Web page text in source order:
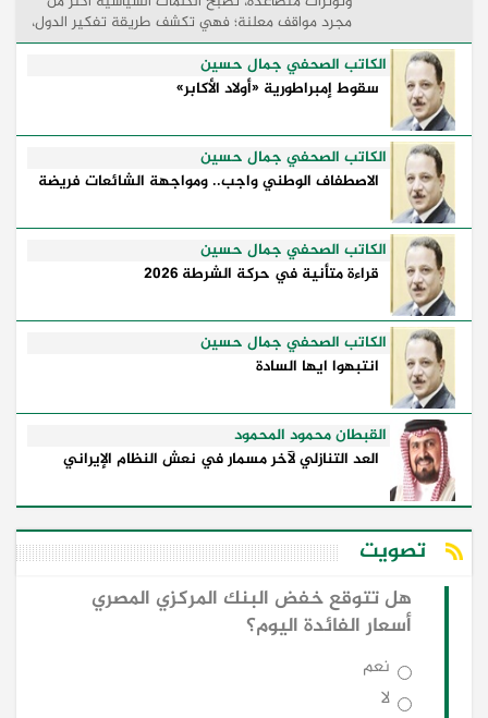
مجرد مواقف معلنة؛ فهي تكشف طريقة تفكير الدول،
وكيفية إدارتها للأزمات، والحدود التي تفصل بين القوة
...
الكاتب الصحفي جمال حسين
سقوط إمبراطورية «أولاد الأكابر»
الكاتب الصحفي جمال حسين
الاصطفاف الوطني واجب.. ومواجهة الشائعات فريضة
الكاتب الصحفي جمال حسين
قراءة متأنية في حركة الشرطة 2026
الكاتب الصحفي جمال حسين
انتبهوا ايها السادة
القبطان محمود المحمود
العد التنازلي لآخر مسمار في نعش النظام الإيراني
تصويت
هل تتوقع خفض البنك المركزي المصري
أسعار الفائدة اليوم؟
نعم
لا